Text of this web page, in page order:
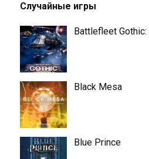
Случайные игры
Battlefleet Gothic:
Black Mesa
Blue Prince